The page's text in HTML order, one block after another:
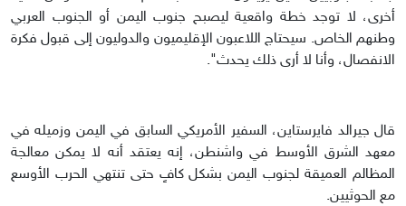
أخرى، لا توجد خطة واقعية ليصبح جنوب اليمن أو الجنوب العربي
وطنهم الخاص. سيحتاج اللاعبون الإقليميون والدوليون إلى قبول فكرة
الانفصال، وأنا لا أرى ذلك يحدث".
قال جيرالد فايرستاين، السفير الأمريكي السابق في اليمن وزميله في
معهد الشرق الأوسط في واشنطن، إنه يعتقد أنه لا يمكن معالجة
المظالم العميقة لجنوب اليمن بشكل كافٍ حتى تنتهي الحرب الأوسع
مع الحوثيين.